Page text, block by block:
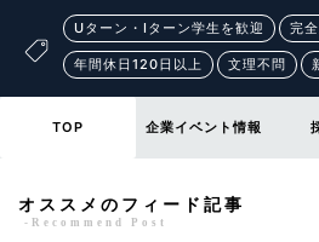
Uターン・Iターン学生を歓迎 完
年間休日120日以上 文理不問
TOP 企業イベント情報
オススメのフィード記事
-Recommend Post